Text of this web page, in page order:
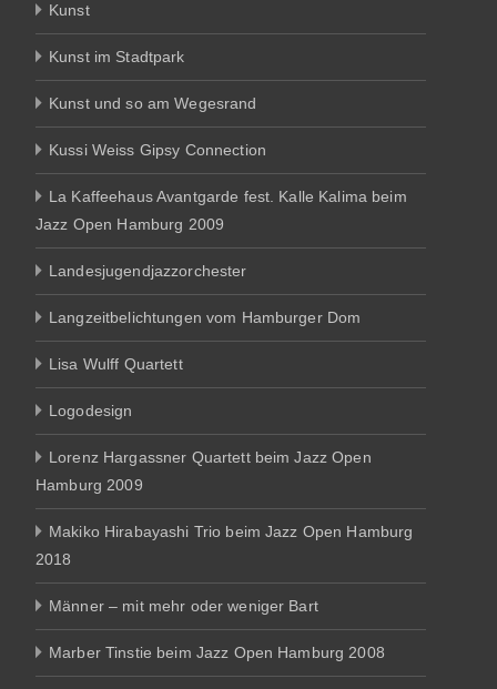
Kunst
Kunst im Stadtpark
Kunst und so am Wegesrand
Kussi Weiss Gipsy Connection
La Kaffeehaus Avantgarde fest. Kalle Kalima beim
Jazz Open Hamburg 2009
Landesjugendjazzorchester
Langzeitbelichtungen vom Hamburger Dom
Lisa Wulff Quartett
Logodesign
Lorenz Hargassner Quartett beim Jazz Open
Hamburg 2009
Makiko Hirabayashi Trio beim Jazz Open Hamburg
2018
Männer – mit mehr oder weniger Bart
Marber Tinstie beim Jazz Open Hamburg 2008